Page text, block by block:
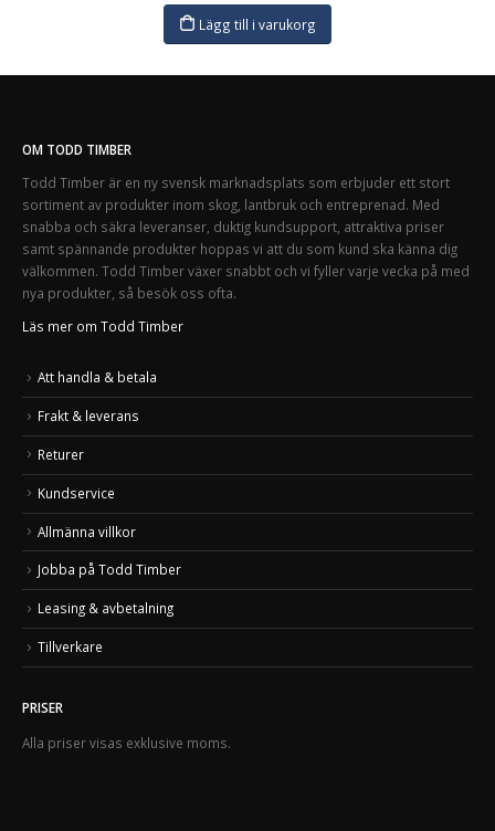
Lägg till i varukorg
OM TODD TIMBER
Todd Timber är en ny svensk marknadsplats som erbjuder ett stort
sortiment av produkter inom skog, lantbruk och entreprenad. Med
snabba och säkra leveranser, duktig kundsupport, attraktiva priser
samt spännande produkter hoppas vi att du som kund ska känna dig
välkommen. Todd Timber växer snabbt och vi fyller varje vecka på med
nya produkter, så besök oss ofta.
Läs mer om Todd Timber
Att handla & betala
Frakt & leverans
Returer
Kundservice
Allmänna villkor
Jobba på Todd Timber
Leasing & avbetalning
Tillverkare
PRISER
Alla priser visas exklusive moms.